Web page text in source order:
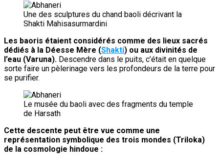
Une des sculptures du chand baoli décrivant la
Shakti Mahisasurmardini
Les baoris étaient considérés comme des lieux sacrés
dédiés à la Déesse Mère (Shakti) ou aux divinités de
l’eau (Varuna). Descendre dans le puits, c’était en quelque
sorte faire un pèlerinage vers les profondeurs de la terre pour
se purifier.
Le musée du baoli avec des fragments du temple
de Harsath
Cette descente peut être vue comme une
représentation symbolique des trois mondes (Triloka)
de la cosmologie hindoue :